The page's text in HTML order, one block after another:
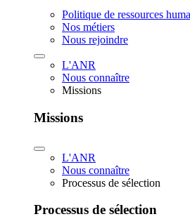
Politique de ressources
Nos métiers
Nous rejoindre
L'ANR
Nous connaître
Missions
Missions
L'ANR
Nous connaître
Processus de sélection
Processus de sélection